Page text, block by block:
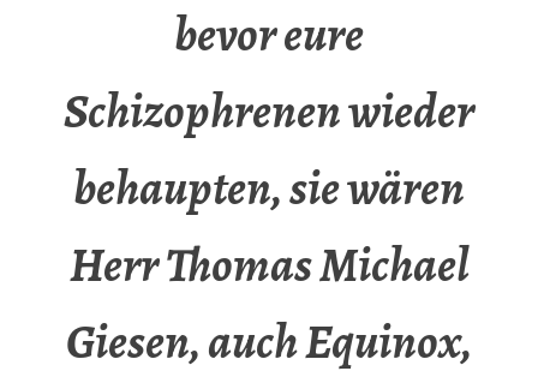
bevor eure
Schizophrenen wieder
behaupten, sie wären
Herr Thomas Michael
Giesen, auch Equinox,